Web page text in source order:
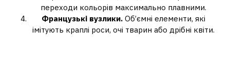
переходи кольорів максимально плавними.
Французькі вузлики.Об’ємні елементи, які
імітують краплі роси, очі тварин або дрібні квіти.